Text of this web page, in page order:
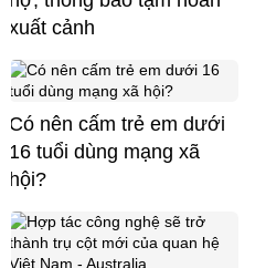
xuất cảnh
Có nên cấm trẻ em dưới
16 tuổi dùng mạng xã
hội?